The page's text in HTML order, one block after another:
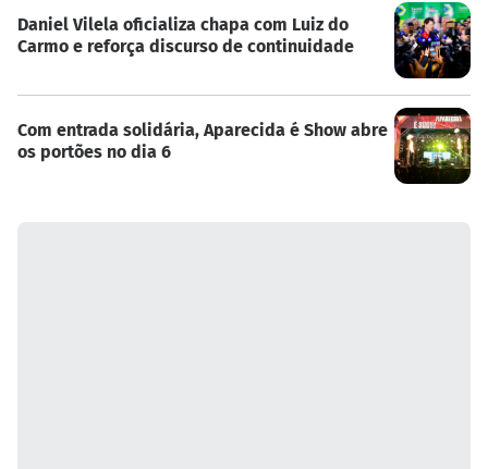
Daniel Vilela oficializa chapa com Luiz do
Carmo e reforça discurso de continuidade
Com entrada solidária, Aparecida é Show abre
os portões no dia 6